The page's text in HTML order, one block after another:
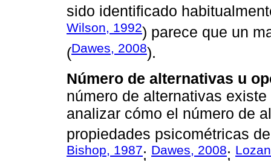
sido identificado
Wilson, 1992) parece que un
(Dawes, 2008).
Número de alternativas u
número de alternativas
analizar cómo el número de
propiedades psicométricas
Bishop, 1987; Dawes, 2008;